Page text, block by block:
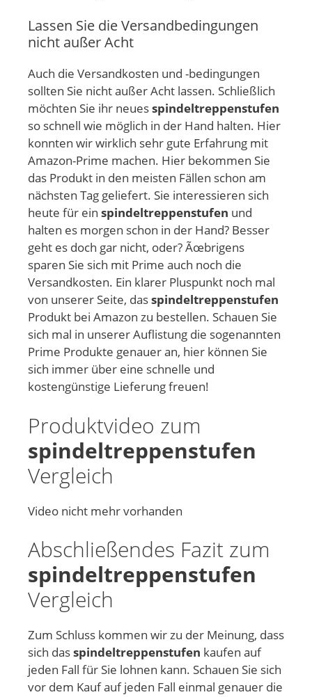
Lassen Sie die Versandbedingungen
nicht außer Acht
Auch die Versandkosten und -bedingungen
sollten Sie nicht außer Acht lassen. Schließlich
möchten Sie ihr neuesspindeltreppenstufen
so schnell wie möglich in der Hand halten. Hier
konnten wir wirklich sehr gute Erfahrung mit
Amazon-Prime machen. Hier bekommen Sie
das Produkt in den meisten Fällen schon am
nächsten Tag geliefert. Sie interessieren sich
heute für ein spindeltreppenstufen und
halten es morgen schon in der Hand? Besser
geht es doch gar nicht, oder? Ãœbrigens
sparen Sie sich mit Prime auch noch die
Versandkosten. Ein klarer Pluspunkt noch mal
von unserer Seite, dasspindeltreppenstufen
Produkt bei Amazon zu bestellen. Schauen Sie
sich mal in unserer Auflistung die sogenannten
Prime Produkte genauer an, hier können Sie
sich immer über eine schnelle und
kostengünstige Lieferung freuen!
Produktvideo zum
spindeltreppenstufen
Vergleich
Video nicht mehr vorhanden
Abschließendes Fazit zum
spindeltreppenstufen
Vergleich
Zum Schluss kommen wir zu der Meinung, dass
sich dasspindeltreppenstufen kaufen auf
jeden Fall für Sie lohnen kann. Schauen Sie sich
vor dem Kauf auf jeden Fall einmal genauer die